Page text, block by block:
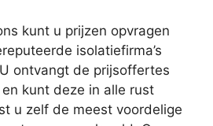
kunt u prijzen opvragen
isolatiefirma’s
ontvangt de prijsoffertes
kunt deze in alle rust
u zelf de meest voordelige